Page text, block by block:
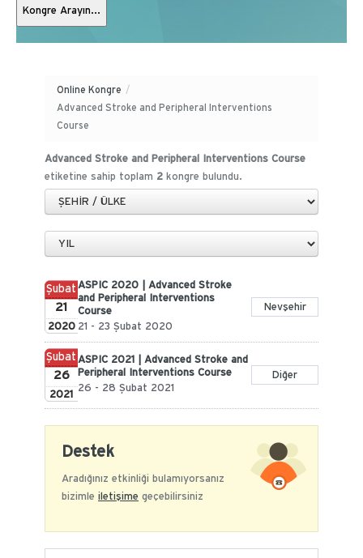
Online Kongre
/
Advanced Stroke and Peripheral Interventions
Course
Advanced Stroke and Peripheral Interventions Course
etiketine sahip toplam 2 kongre bulundu.
Şubat
21
2020
ASPIC 2020 | Advanced Stroke
and Peripheral Interventions
Course
21 - 23 Şubat 2020
Nevşehir
Şubat
26
2021
ASPIC 2021 | Advanced Stroke and
Peripheral Interventions Course
26 - 28 Şubat 2021
Diğer
Destek
Aradığınız etkinliği bulamıyorsanız
bizimle iletişime geçebilirsiniz